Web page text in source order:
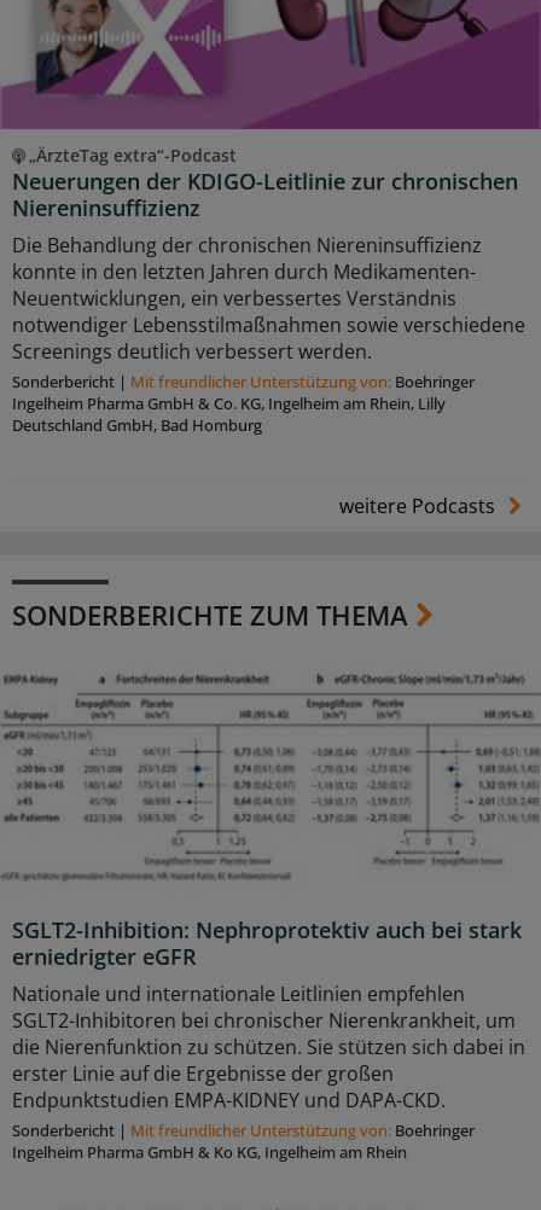
„ÄrzteTag extra“-Podcast
Neuerungen der KDIGO-Leitlinie zur chronischen
Niereninsuffizienz
Die Behandlung der chronischen Niereninsuffizienz
konnte in den letzten Jahren durch Medikamenten-
Neuentwicklungen, ein verbessertes Verständnis
notwendiger Lebensstilmaßnahmen sowie verschiedene
Screenings deutlich verbessert werden.
Sonderbericht | Mit freundlicher Unterstützung von: Boehringer
Ingelheim Pharma GmbH & Co. KG, Ingelheim am Rhein, Lilly
Deutschland GmbH, Bad Homburg
weitere Podcasts
SONDERBERICHTE ZUM THEMA
SGLT2-Inhibition: Nephroprotektiv auch bei stark
erniedrigter eGFR
Nationale und internationale Leitlinien empfehlen
SGLT2-Inhibitoren bei chronischer Nierenkrankheit, um
die Nierenfunktion zu schützen. Sie stützen sich dabei in
erster Linie auf die Ergebnisse der großen
Endpunktstudien EMPA-KIDNEY und DAPA-CKD.
Sonderbericht | Mit freundlicher Unterstützung von: Boehringer
Ingelheim Pharma GmbH & Ko KG, Ingelheim am Rhein